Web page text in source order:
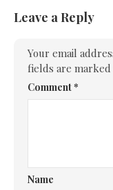
Leave a Reply
Your email
fields are marked
Comment*
Name